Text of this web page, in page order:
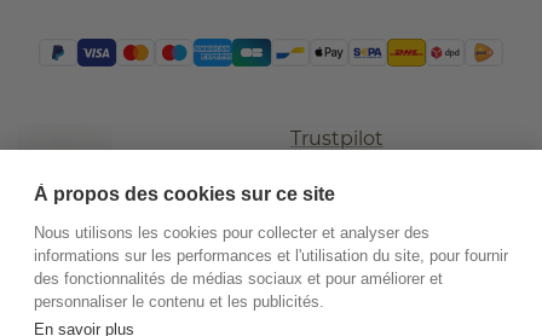
Trustpilot
À propos des cookies sur ce site
Nous utilisons les cookies pour collecter et analyser des
informations sur les performances et l'utilisation du site, pour fournir
des fonctionnalités de médias sociaux et pour améliorer et
personnaliser le contenu et les publicités.
En savoir plus